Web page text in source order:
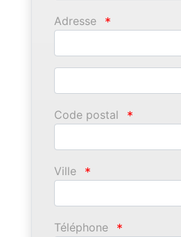
Adresse *
Code postal *
Ville *
Téléphone *